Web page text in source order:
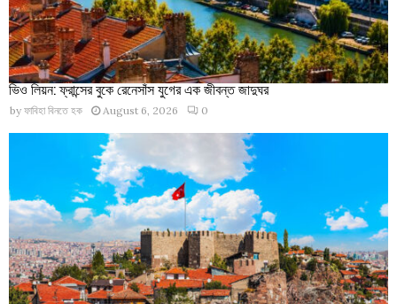
ভিও লিয়ন: ফ্রান্সের বুকে রেনেসাঁস যুগের এক জীবন্ত জাদুঘর
by ফাবিহা বিনতে হক August 6, 2026 0